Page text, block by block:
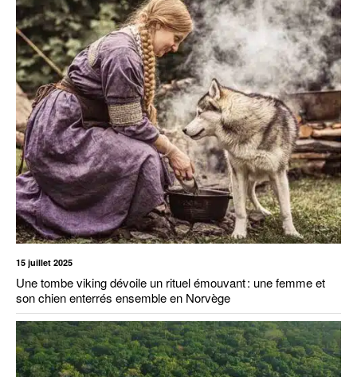
15 juillet 2025
Une tombe viking dévoile un rituel émouvant : une femme et
son chien enterrés ensemble en Norvège